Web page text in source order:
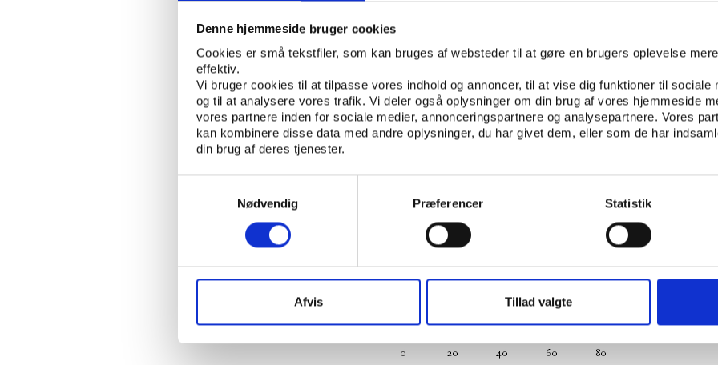
Denne hjemmeside bruger cookies
Cookies er små tekstfiler, som kan bruges af websteder til at gøre en brugers oplevelse mere
effektiv.
Vi bruger cookies til at tilpasse vores indhold og annoncer, til at vise dig funktioner til sociale
og til at analysere vores trafik. Vi deler også oplysninger om din brug af vores hjemmeside
vores partnere inden for sociale medier, annonceringspartnere og analysepartnere. Vores
kan kombinere disse data med andre oplysninger, du har givet dem, eller som de har
din brug af deres tjenester.
Nødvendig
Præferencer Statistik
Afvis Tillad valgte
Fællesskab og forpligtelse motiverer
En spørgeskemaundersøgelse blandt brugere af tre af de danske virtuelle
de nye sites på forskellig vis kan motivere mange løbere til at komme af sted (se
Virtuelle arenaer på nettet motiverer brugere til at dyrke sport og motion